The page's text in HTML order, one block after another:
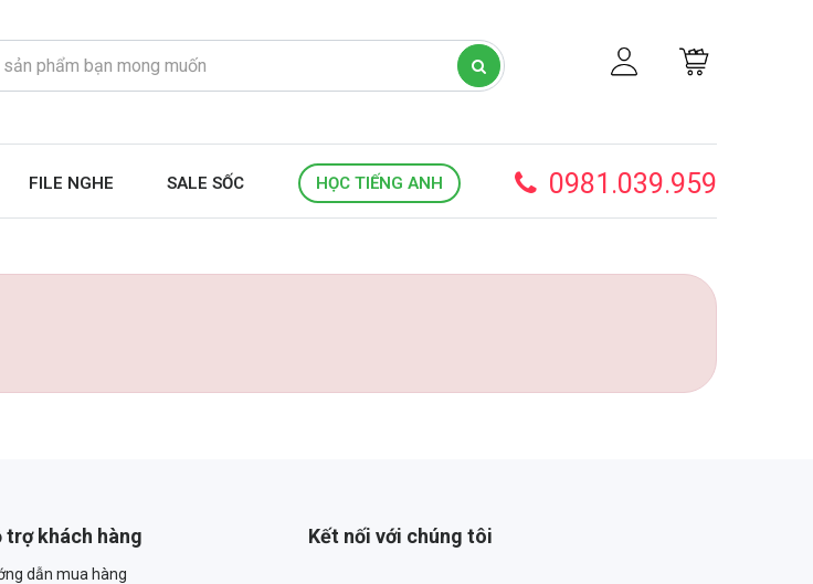
FILE NGHE SALE SỐC HỌC TIẾNG ANH 0981.039.959
trợ khách hàng
dẫn mua hàng
Kết nối với chúng tôi